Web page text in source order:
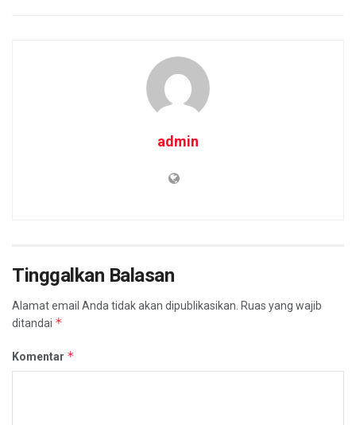
admin
Tinggalkan Balasan
Alamat email Anda tidak akan dipublikasikan. Ruas yang wajib
ditandai *
Komentar *